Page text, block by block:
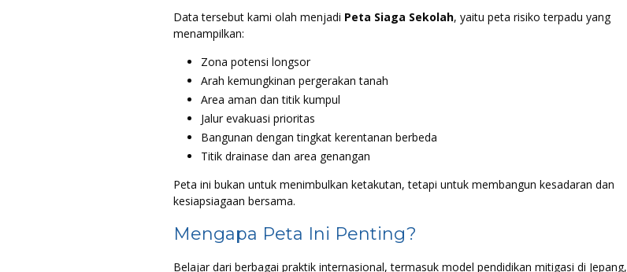
Data tersebut kami olah menjadi Peta Siaga Sekolah, yaitu peta risiko terpadu yang
menampilkan:
Zona potensi longsor
Arah kemungkinan pergerakan tanah
Area aman dan titik kumpul
Jalur evakuasi prioritas
Bangunan dengan tingkat kerentanan berbeda
Titik drainase dan area genangan
Peta ini bukan untuk menimbulkan ketakutan, tetapi untuk membangun kesadaran dan
kesiapsiagaan bersama.
Mengapa Peta Ini Penting?
Belajar dari berbagai praktik internasional, termasuk model pendidikan mitigasi di Jepang,